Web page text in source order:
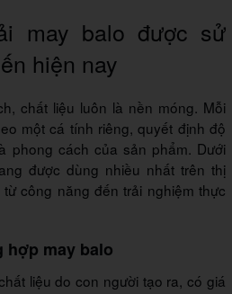
may balo được sử
hiện nay
chất liệu luôn là nền móng. Mỗi
một cá tính riêng, quyết định độ
phong cách của sản phẩm. Dưới
được dùng nhiều nhất trên thị
công năng đến trải nghiệm thực
hợp may balo
liệu do con người tạo ra, có giá